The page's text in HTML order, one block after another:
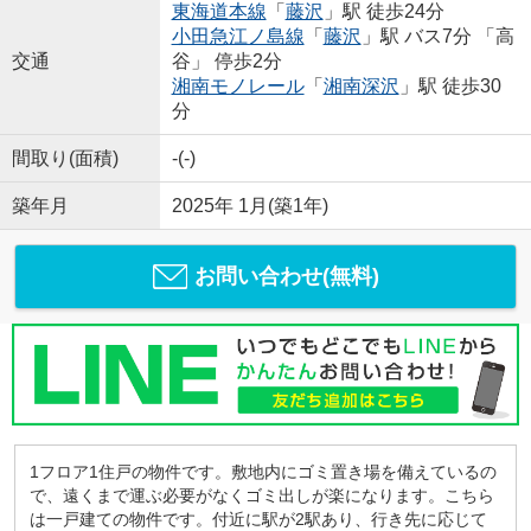
交通
東海道本線 「 藤沢 」駅 徒歩24分
小田急江ノ島線 「 藤沢 」駅 バス7分 「高
谷」 停歩2分
湘南モノレール「 湘南深沢 」駅 徒歩30
分
間取り(面積) -(-)
築年月 2025年 1月(築1年)
お問い合わせ(無料)
1フロア1住戸の物件です。敷地内にゴミ置き場を備えているの
で、遠くまで運ぶ必要がなくゴミ出しが楽になります。こちら
は一戸建ての物件です。付近に駅が2駅あり、行き先に応じて